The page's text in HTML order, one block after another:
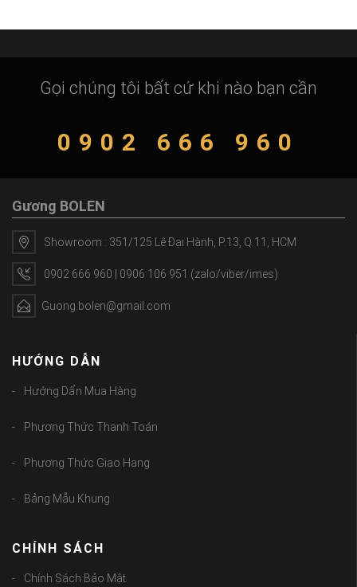
Gọi chúng tôi bất cứ khi nào bạn cần
0902 666 960
Gương BOLEN
Showroom : 351/125 Lê Đại Hành, P.13, Q.11, HCM
0902 666 960 | 0906 106 951 (zalo/viber/imes)
Guong.bolen@gmail.com
HƯỚNG DẪN
Hướng Dẩn Mua Hàng
Phương Thức Thanh Toán
Phương Thức Giao Hang
Bảng Mẫu Khung
CHÍNH SÁCH
Chính Sách Bảo Mật